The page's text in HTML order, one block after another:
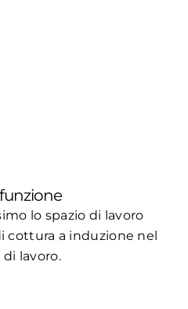
lo spazio di lavoro
cottura a induzione nel
di lavoro.